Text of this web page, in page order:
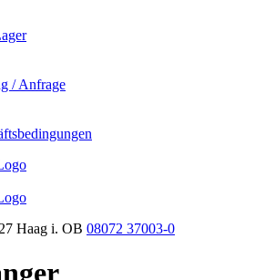
/ Anfrage
Haag i. OB 08072 37003-0